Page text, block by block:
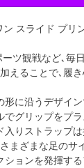
スライド プリ
ツ観戦など､毎
えることで､履
に沿うデザイ
グリップをプ
りストラップ
まざまな足のサ
ョンを発揮す